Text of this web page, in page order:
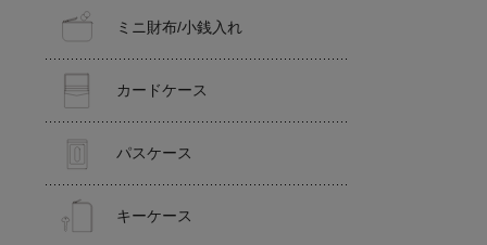
ミニ財布/小銭入れ
カードケース
パスケース
キーケース